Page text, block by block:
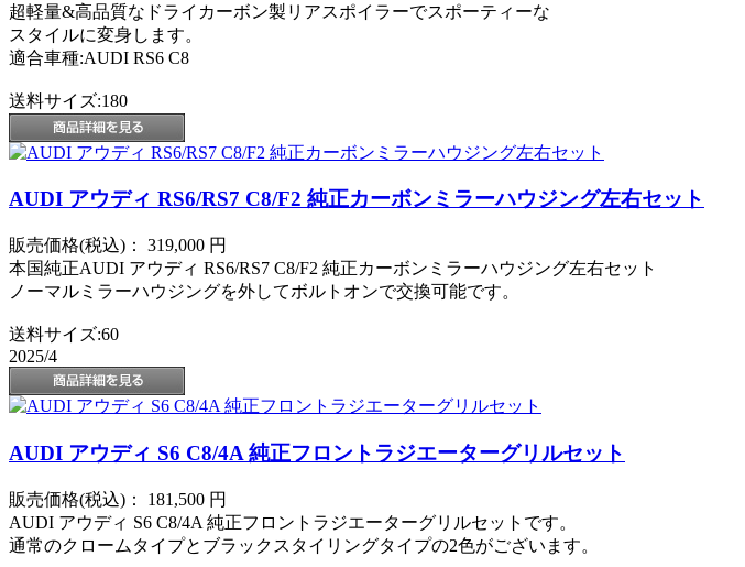
超軽量&高品質なドライカーボン製リアスポイラーでスポーティーな
スタイルに変身します。
適合車種:AUDI RS6 C8
送料サイズ:180
AUDI アウディ RS6/RS7 C8/F2 純正カーボンミラーハウジング左右セット
販売価格(税込)： 319,000 円
本国純正AUDI アウディ RS6/RS7 C8/F2 純正カーボンミラーハウジング左右セット
ノーマルミラーハウジングを外してボルトオンで交換可能です。
送料サイズ:60
2025/4
AUDI アウディ S6 C8/4A 純正フロントラジエーターグリルセット
販売価格(税込)： 181,500 円
AUDI アウディ S6 C8/4A 純正フロントラジエーターグリルセットです。
通常のクロームタイプとブラックスタイリングタイプの2色がございます。